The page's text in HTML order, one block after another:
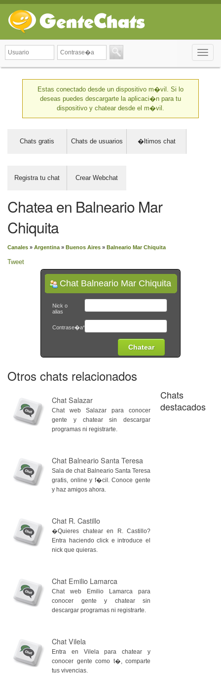
Toggle
Estas conectado desde un dispositivo m�vil. Si lo
deseas puedes descargarte la aplicaci�n para tu
dispositivo y chatear desde el m�vil.
Chats gratis Chats de usuarios �ltimos chat
Registra tu chat Crear Webchat
Chatea en Balneario Mar
Chiquita
Canales » Argentina » Buenos Aires » Balneario Mar Chiquita
Tweet
Chat Balneario Mar Chiquita
Nick o
alias
Contrase�a*
Otros chats relacionados
Chat Salazar
Chat web Salazar para conocer
gente y chatear sin descargar
programas ni registrarte.
Chat Balneario Santa Teresa
Sala de chat Balneario Santa Teresa
gratis, online y f�cil. Conoce gente
y haz amigos ahora.
Chat R. Castillo
�Quieres chatear en R. Castillo?
Entra haciendo click e introduce el
nick que quieras.
Chat Emilio Lamarca
Chat web Emilio Lamarca para
conocer gente y chatear sin
descargar programas ni registrarte.
Chat Vilela
Entra en Vilela para chatear y
conocer gente como t�, comparte
tus vivencias.
Chats
destacados